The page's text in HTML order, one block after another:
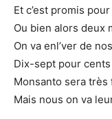
Et c’est promis
Ou bien alors deux
On va enl’ver de
Dix-sept pour
Monsanto sera très
Mais nous on va